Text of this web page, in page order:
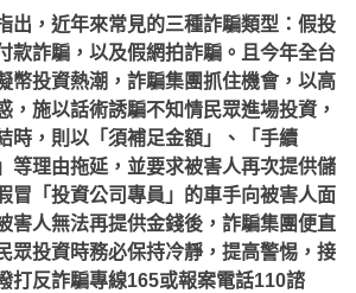
出，近年來常見的三種詐騙類型：假投
款詐騙，以及假網拍詐騙。且今年全台
幣投資熱潮，詐騙集團抓住機會，以高
，施以話術誘騙不知情民眾進場投資，
時，則以「須補足金額」、「手續
等理由拖延，並要求被害人再次提供儲
冒「投資公司專員」的車手向被害人面
害人無法再提供金錢後，詐騙集團便直
眾投資時務必保持冷靜，提高警惕，接
打反詐騙專線165或報案電話110諮